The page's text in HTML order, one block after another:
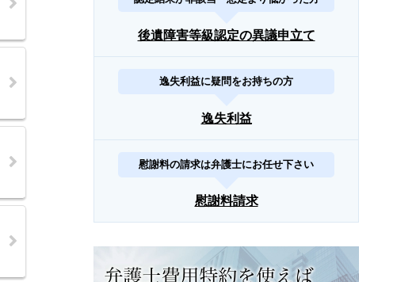
後遺障害等級認定の異議申立て
逸失利益に疑問をお持ちの方
逸失利益
慰謝料の請求は弁護士にお任せ下さい
慰謝料請求